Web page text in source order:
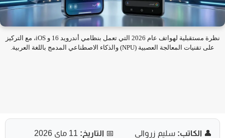
نظرة مستقبلية لهواتف عام 2026 التي تعمل بنظامي أندرويد 16 و iOS، مع التركيز
على تقنيات المعالجة العصبية (NPU) والذكاء الاصطناعي المدمج باللغة العربية.
الكاتب:سليم زروالي 📅التاريخ:11 ماي 2026